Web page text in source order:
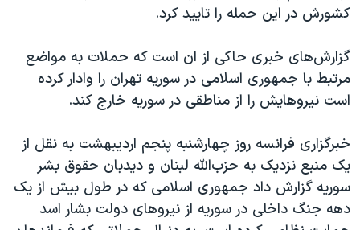
کشورش در این حمله را تایید کرد.
گزارش‌های خبری حاکی از ان است که حملات به مواضع
مرتبط با جمهوری اسلامی در سوریه تهران را وادار کرده
است نیروهایش را از مناطقی در سوریه خارج کند.
خبرگزاری فرانسه روز چهارشنبه پنجم اردیبهشت به نقل از
یک منبع نزدیک به حزب‌الله لبنان و دیدبان حقوق بشر
سوریه گزارش داد جمهوری اسلامی که در طول بیش از یک
دهه جنگ داخلی در سوریه از نیروهای دولت بشار اسد